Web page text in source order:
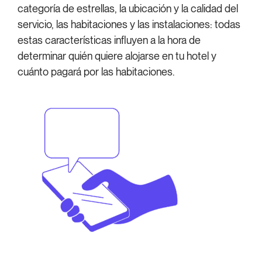
categoría de estrellas, la ubicación y la calidad del
servicio, las habitaciones y las instalaciones: todas
estas características influyen a la hora de
determinar quién quiere alojarse en tu hotel y
cuánto pagará por las habitaciones.